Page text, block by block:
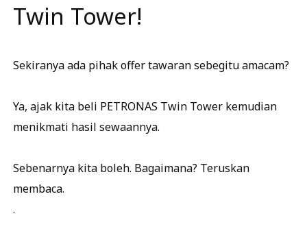
Twin Tower!
Sekiranya ada pihak offer tawaran sebegitu amacam?
Ya, ajak kita beli PETRONAS Twin Tower kemudian
menikmati hasil sewaannya.
Sebenarnya kita boleh. Bagaimana? Teruskan
membaca.
.